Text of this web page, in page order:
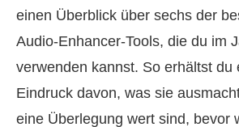
einen Überblick über sechs der
Audio-Enhancer-Tools, die du im
verwenden kannst. So erhältst du
Eindruck davon, was sie
eine Überlegung wert sind, bevor